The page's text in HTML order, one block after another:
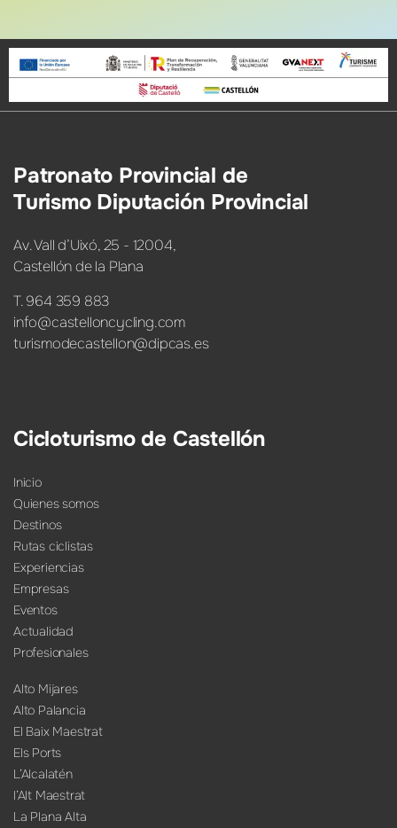
Patronato Provincial de
Turismo Diputación Provincial
Av. Vall d’Uixó, 25 - 12004,
Castellón de la Plana
T. 964 359 883
info@castelloncycling.com
turismodecastellon@dipcas.es
Cicloturismo de Castellón
Inicio
Quienes somos
Destinos
Rutas ciclistas
Experiencias
Empresas
Eventos
Actualidad
Profesionales
Alto Mijares
Alto Palancia
El Baix Maestrat
Els Ports
L’Alcalatén
l’Alt Maestrat
La Plana Alta